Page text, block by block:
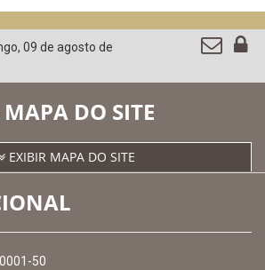
, 09 de agosto de
DO SITE
EXIBIR MAPA DO SITE
50